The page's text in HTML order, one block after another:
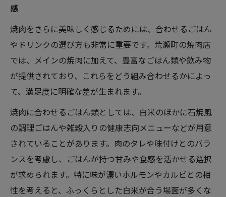
感
焼肉をさらに美味しく感じるためには、合わせるごはん
やドリンクの選び方も非常に重要です。荒瀬町の焼肉店
では、メインの焼肉に加えて、豊富なごはん類や飲み物
が提供されており、これらをどう組み合わせるかによっ
て、満足度に明確な差が生まれます。
焼肉に合わせるごはん類としては、白米のほかに石焼風
の調理ごはんや雑穀入りの健康志向メニューなどが用意
されていることがあります。肉のタレや味付けとのバラ
ンスを考慮し、ごはんが持つ甘みや食感を活かせる選択
が求められます。特に味が濃いホルモンやカルビとの相
性を考えると、ふっくらとした白米が合う場面が多くな